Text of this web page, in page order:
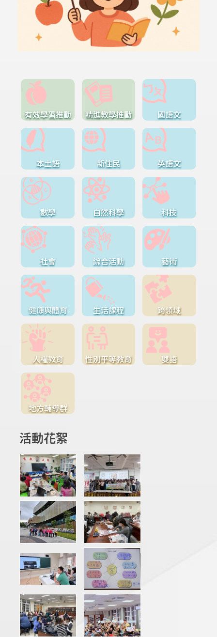
有效學習推動 精進教學推動 國語文
本土語 新住民 英語文
數學 自然科學 科技
社會 綜合活動 藝術
健康與體育 生活課程 跨領域
人權教育 性別平等教育 雙語
地方輔導群
活動花絮